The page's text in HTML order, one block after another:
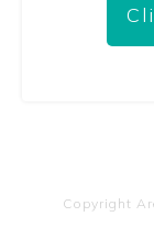
Copyright